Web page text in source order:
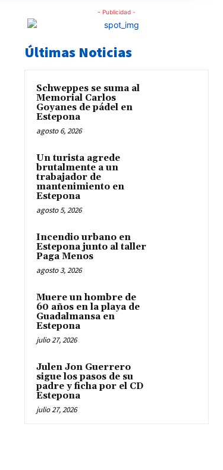
- Publicidad -
Últimas Noticias
Schweppes se suma al
Memorial Carlos
Goyanes de pádel en
Estepona
agosto 6, 2026
Un turista agrede
brutalmente a un
trabajador de
mantenimiento en
Estepona
agosto 5, 2026
Incendio urbano en
Estepona junto al taller
Paga Menos
agosto 3, 2026
Muere un hombre de
60 años en la playa de
Guadalmansa en
Estepona
julio 27, 2026
Julen Jon Guerrero
sigue los pasos de su
padre y ficha por el CD
Estepona
julio 27, 2026